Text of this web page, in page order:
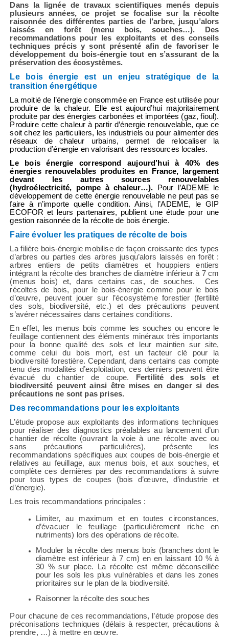
Dans la lignée de travaux scientifiques menés depuis
plusieurs années, ce projet se focalise sur la récolte
raisonnée des différentes parties de l’arbre, jusqu’alors
laissés en forêt
(menu bois, souches…). Des
recommandations pour les exploitants et des conseils
techniques précis y sont présenté afin de favoriser le
développement du bois-énergie tout en s’assurant de la
préservation des écosystèmes.
Le bois énergie est un enjeu stratégique de la
transition énergétique
La moitié de l’énergie consommée en France est utilisée pour
produire de la chaleur. Elle est aujourd’hui majoritairement
produite par des énergies carbonées et importées (gaz, fioul).
Produire cette chaleur à partir d’énergie renouvelable, que ce
soit chez les particuliers, les industriels ou pour alimenter des
réseaux de chaleur urbains, permet de relocaliser la
production d’énergie en valorisant des ressources locales.
Le bois énergie correspond aujourd’hui à 40% des
énergies renouvelables produites en France, largement
devant les autres sources renouvelables
(hydroélectricité, pompe à chaleur…).
Pour l’ADEME le
développement de cette énergie renouvelable ne peut pas se
faire à n’importe quelle condition. Ainsi, l’ADEME, le GIP
ECOFOR et leurs partenaires, publient une étude pour une
gestion raisonnée de la récolte de bois énergie.
Faire évoluer les pratiques de récolte de bois
La filière bois-énergie mobilise de façon croissante des types
d’arbres ou parties des arbres jusqu’alors laissés en forêt :
arbres entiers de petits diamètres et houppiers entiers
intégrant la récolte des branches de diamètre inférieur à 7 cm
(menus bois) et, dans certains cas, de souches. Ces
récoltes de bois, pour le bois-énergie comme pour le bois
d’œuvre, peuvent jouer sur l’écosystème forestier (fertilité
des sols, biodiversité, etc.) et des précautions peuvent
s’avérer nécessaires dans certaines conditions.
En effet, les menus bois comme les souches ou encore le
feuillage contiennent des éléments minéraux très importants
pour la bonne qualité des sols et leur maintien sur site,
comme celui du bois mort, est un facteur clé pour la
biodiversité forestière. Cependant, dans certains cas compte
tenu des modalités d’exploitation, ces derniers peuvent être
évacué du chantier de coupe. Fertilité des sols et
biodiversité peuvent ainsi être mises en danger si des
précautions ne sont pas prises.
Des recommandations pour les exploitants
L’étude propose aux exploitants des informations techniques
pour réaliser des diagnostics préalables au lancement d’un
chantier de récolte (ouvrant la voie à une récolte avec ou
sans précautions particulières), présente les
recommandations spécifiques aux coupes de bois-énergie et
relatives au feuillage, aux menus bois, et aux souches, et
complète ces dernières par des recommandations à suivre
pour tous types de coupes (bois d’œuvre, d’industrie et
d’énergie).
Les trois recommandations principales :
Limiter, au maximum et en toutes circonstances,
d’évacuer le feuillage (particulièrement riche en
nutriments) lors des opérations de récolte.
Moduler la récolte des menus bois (branches dont le
diamètre est inférieur à 7 cm) en en laissant 10 % à
30 % sur place. La récolte est même déconseillée
pour les sols les plus vulnérables et dans les zones
prioritaires sur le plan de la biodiversité.
Raisonner la récolte des souches
Pour chacune de ces recommandations, l’étude propose des
préconisations techniques (délais à respecter, précautions à
prendre, …) à mettre en œuvre.